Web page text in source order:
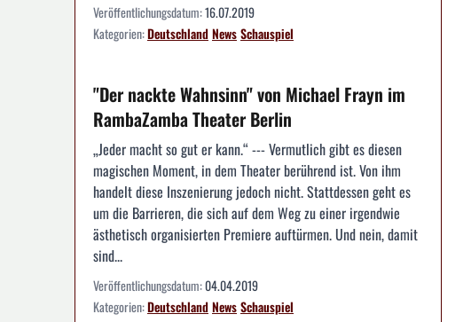
Veröffentlichungsdatum:16.07.2019
Kategorien:DeutschlandNewsSchauspiel
"Der nackte Wahnsinn" von Michael Frayn im
RambaZamba Theater Berlin
„Jeder macht so gut er kann.“ --- Vermutlich gibt es diesen
magischen Moment, in dem Theater berührend ist. Von ihm
handelt diese Inszenierung jedoch nicht. Stattdessen geht es
um die Barrieren, die sich auf dem Weg zu einer irgendwie
ästhetisch organisierten Premiere auftürmen. Und nein, damit
sind...
Veröffentlichungsdatum:04.04.2019
Kategorien:DeutschlandNewsSchauspiel